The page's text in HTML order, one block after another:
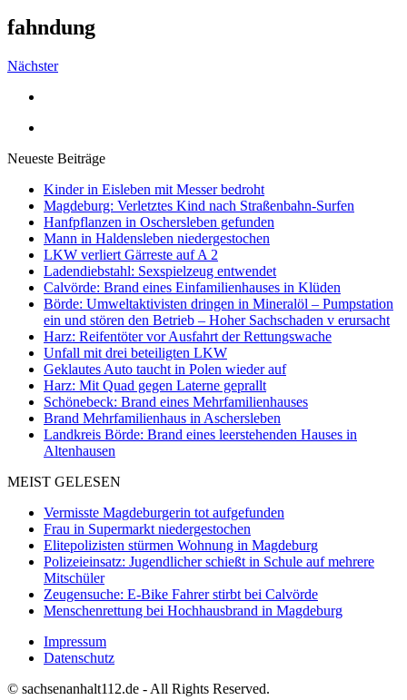
fahndung
Nächster
Neueste Beiträge
Kinder in Eisleben mit Messer bedroht
Magdeburg: Verletztes Kind nach Straßenbahn-Surfen
Hanfpflanzen in Oschersleben gefunden
Mann in Haldensleben niedergestochen
LKW verliert Gärreste auf A 2
Ladendiebstahl: Sexspielzeug entwendet
Calvörde: Brand eines Einfamilienhauses in Klüden
Börde: Umweltaktivisten dringen in Mineralöl – Pumpstation
ein und stören den Betrieb – Hoher Sachschaden v erursacht
Harz: Reifentöter vor Ausfahrt der Rettungswache
Unfall mit drei beteiligten LKW
Geklautes Auto taucht in Polen wieder auf
Harz: Mit Quad gegen Laterne geprallt
Schönebeck: Brand eines Mehrfamilienhauses
Brand Mehrfamilienhaus in Aschersleben
Landkreis Börde: Brand eines leerstehenden Hauses in
Altenhausen
MEIST GELESEN
Vermisste Magdeburgerin tot aufgefunden
Frau in Supermarkt niedergestochen
Elitepolizisten stürmen Wohnung in Magdeburg
Polizeieinsatz: Jugendlicher schießt in Schule auf mehrere
Mitschüler
Zeugensuche: E-Bike Fahrer stirbt bei Calvörde
Menschenrettung bei Hochhausbrand in Magdeburg
Impressum
Datenschutz
© sachsenanhalt112.de - All Rights Reserved.